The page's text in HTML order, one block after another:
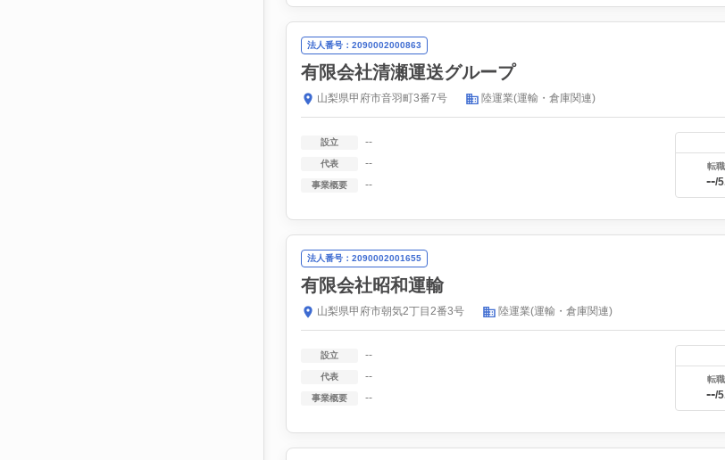
法人番号：2090002000863
有限会社清瀬運送グループ
山梨県甲府市音羽町3番7号 陸運業(運輸・倉庫関連)
設立 --
代表 --
事業概要 --
転
--/
法人番号：2090002001655
有限会社昭和運輸
山梨県甲府市朝気2丁目2番3号 陸運業(運輸・倉庫関連)
設立 --
代表 --
事業概要 --
転
--/